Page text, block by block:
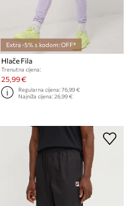
Extra -5% s kodom: OFF*
Hlače Fila
Trenutna cijena:
25,99 €
Regularna cijena:76,99 €
Najniža cijena:26,99 €